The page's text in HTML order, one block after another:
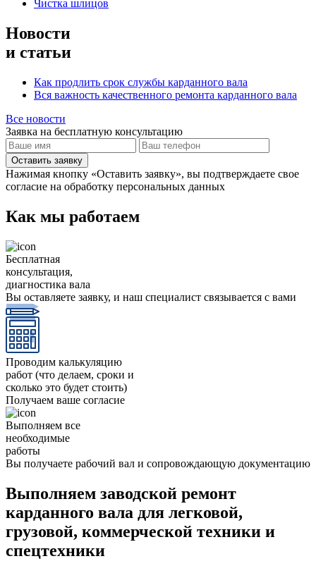
Чистка шлицов
Новости
и статьи
Как продлить срок службы карданного вала
Вся важность качественного ремонта карданного вала
Все новости
Заявка на бесплатную консультацию
Оставить заявку
Нажимая кнопку «Оставить заявку», вы подтверждаете свое
согласие на обработку персональных данных
Как мы работаем
Бесплатная
консультация,
диагностика вала
Вы оставляете заявку, и наш специалист связывается с вами
Проводим калькуляцию
работ (что делаем, сроки и
сколько это будет стоить)
Получаем ваше согласие
Выполняем все
необходимые
работы
Вы получаете рабочий вал и сопровождающую документацию
Выполняем заводской ремонт
карданного вала для легковой,
грузовой, коммерческой техники и
спецтехники